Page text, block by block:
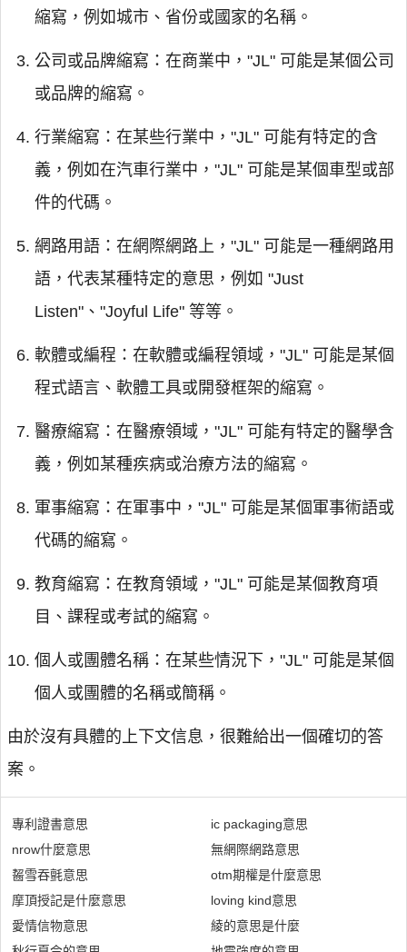
縮寫，例如城市、省份或國家的名稱。
公司或品牌縮寫：在商業中，"JL" 可能是某個公司
或品牌的縮寫。
行業縮寫：在某些行業中，"JL" 可能有特定的含
義，例如在汽車行業中，"JL" 可能是某個車型或部
件的代碼。
網路用語：在網際網路上，"JL" 可能是一種網路用
語，代表某種特定的意思，例如 "Just
Listen"、"Joyful Life" 等等。
軟體或編程：在軟體或編程領域，"JL" 可能是某個
程式語言、軟體工具或開發框架的縮寫。
醫療縮寫：在醫療領域，"JL" 可能有特定的醫學含
義，例如某種疾病或治療方法的縮寫。
軍事縮寫：在軍事中，"JL" 可能是某個軍事術語或
代碼的縮寫。
教育縮寫：在教育領域，"JL" 可能是某個教育項
目、課程或考試的縮寫。
個人或團體名稱：在某些情況下，"JL" 可能是某個
個人或團體的名稱或簡稱。
由於沒有具體的上下文信息，很難給出一個確切的答
案。
專利證書意思
nrow什麼意思
齧雪吞氈意思
摩頂授記是什麼意思
愛情信物意思
ic packaging意思
無網際網路意思
otm期權是什麼意思
loving kind意思
綾的意思是什麼